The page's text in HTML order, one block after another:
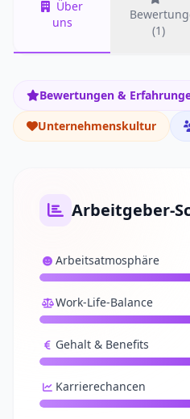
Über
uns
(1)
Bewertungen &
Unternehmenskultur
Arbeitgeber-
Arbeitsatmosphäre
Work-Life-Balance
Gehalt & Benefits
Karrierechancen